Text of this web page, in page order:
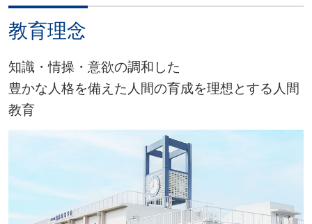
教育理念
知識・情操・意欲の調和した
豊かな人格を備えた人間の育成を理想とする人間
教育